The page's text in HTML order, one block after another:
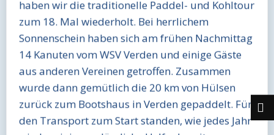
haben wir die traditionelle Paddel- und Kohltour
zum 18. Mal wiederholt. Bei herrlichem
Sonnenschein haben sich am frühen Nachmittag
14 Kanuten vom WSV Verden und einige Gäste
aus anderen Vereinen getroffen. Zusammen
wurde dann gemütlich die 20 km von Hülsen
zurück zum Bootshaus in Verden gepaddelt. Für
den Transport zum Start standen, wie jedes Jahr